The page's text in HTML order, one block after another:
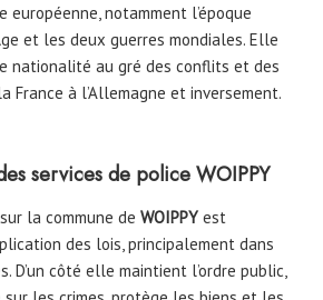
européenne, notamment l’époque
et les deux guerres mondiales. Elle
nationalité au gré des conflits et des
France à l’Allemagne et inversement.
services de policeWOIPPY
la commune de WOIPPY est
des lois, principalement dans
D’un côté elle maintient l’ordre public,